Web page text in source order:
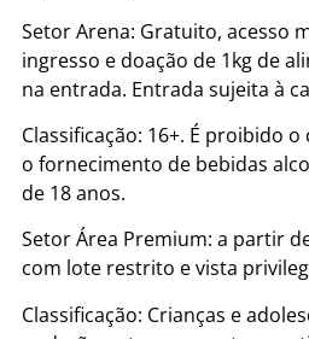
Setor Arena: Gratuito, acesso
ingresso e doação de 1kg de
na entrada. Entrada sujeita à
Classificação: 16+. É proibido
o fornecimento de bebidas
de 18 anos.
Setor Área Premium: a partir
com lote restrito e vista
Classificação: Crianças e